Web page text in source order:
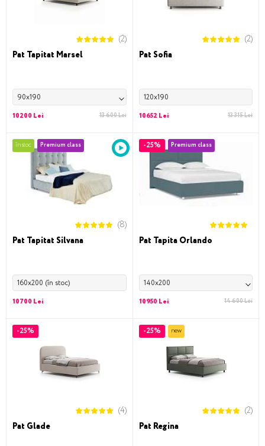
(2)
Pat Tapitat Marsel
90x190
10200 Lei 13 600 Lei
(2)
Pat Sofia
120x190
10652 Lei 13 315 Lei
în stoc Premium class
(8)
Pat Tapitat Silvana
160x200 (în stoc)
10700 Lei
-25% Premium class
Pat Tapita Orlando
140x200
10950 Lei 14 600 Lei
-25%
(4)
Pat Glade
-25% new
(2)
Pat Regina